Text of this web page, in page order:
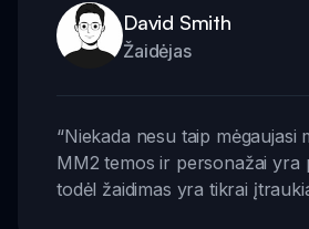
David Smith
Žaidėjas
“Niekada nesu taip mėgaujasi
MM2 temos ir personažai yra
todėl žaidimas yra tikrai